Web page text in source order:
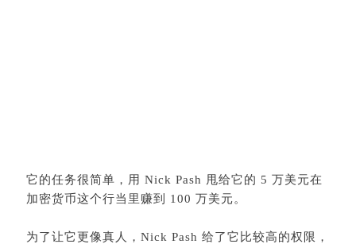
它的任务很简单，用 Nick Pash 甩给它的 5 万美元在
加密货币这个行当里赚到 100 万美元。
为了让它更像真人，Nick Pash 给了它比较高的权限，